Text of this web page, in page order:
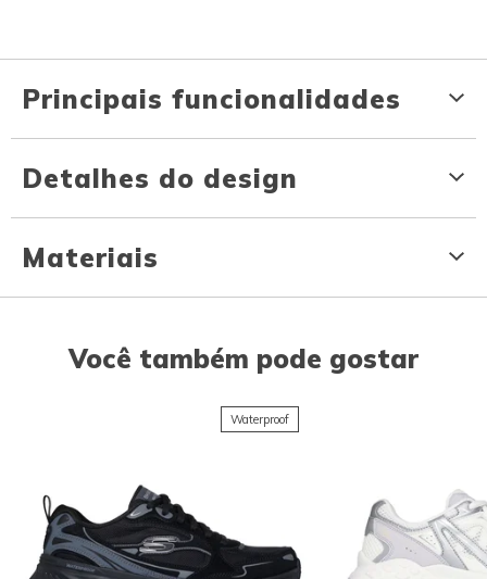
Principais funcionalidades
Detalhes do design
Materiais
Você também pode gostar
Waterproof